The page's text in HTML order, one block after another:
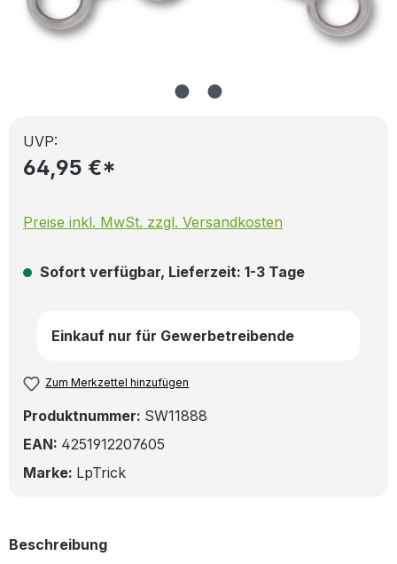
UVP:
64,95 €*
Preise inkl. MwSt. zzgl. Versandkosten
Sofort verfügbar, Lieferzeit: 1-3 Tage
Einkauf nur für Gewerbetreibende
Zum Merkzettel hinzufügen
Produktnummer: SW11888
EAN: 4251912207605
Marke: LpTrick
Beschreibung